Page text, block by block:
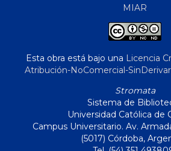
MIAR
Esta obra está bajo una Licencia
Atribución-NoComercial-
Stromata
Sistema de
Universidad Católica de
Campus Universitario. Av.
(5017) Córdoba,